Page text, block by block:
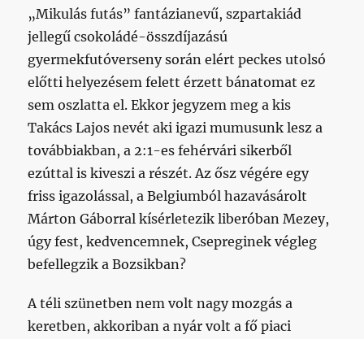
„Mikulás futás” fantázianevű, szpartakiád
jellegű csokoládé-összdíjazású
gyermekfutóverseny során elért peckes utolsó
előtti helyezésem felett érzett bánatomat ez
sem oszlatta el. Ekkor jegyzem meg a kis
Takács Lajos nevét aki igazi mumusunk lesz a
továbbiakban, a 2:1-es fehérvári sikerből
ezúttal is kiveszi a részét. Az ősz végére egy
friss igazolással, a Belgiumból hazavásárolt
Márton Gáborral kísérletezik liberóban Mezey,
úgy fest, kedvencemnek, Csepreginek végleg
befellegzik a Bozsikban?
A téli szünetben nem volt nagy mozgás a
keretben, akkoriban a nyár volt a fő piaci